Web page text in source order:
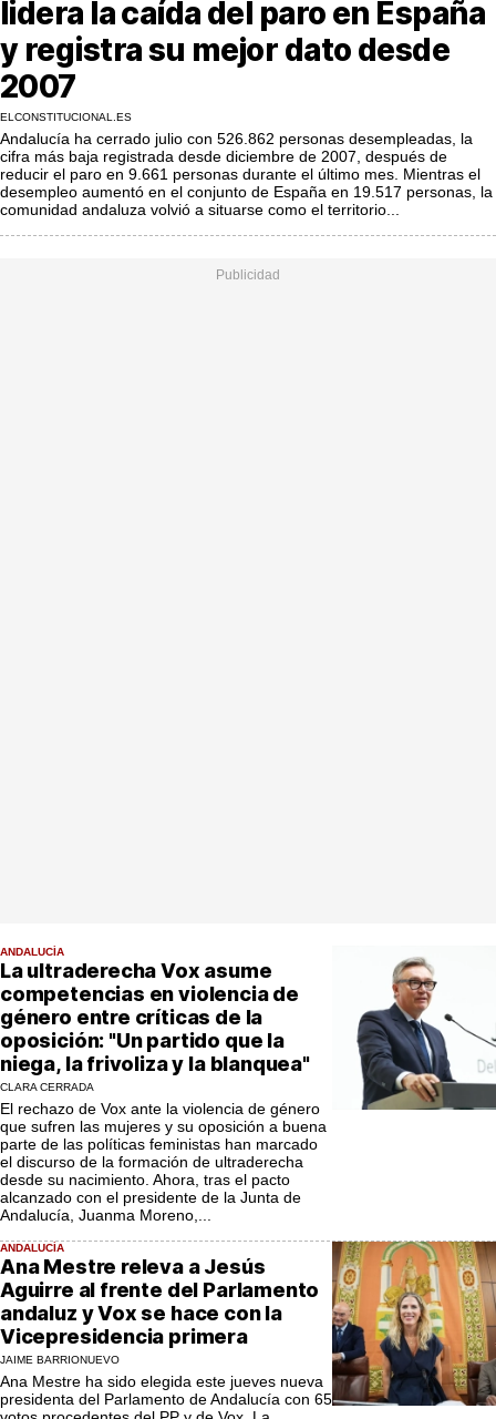
MásQueSucesos
MásQueMercados
INVESTIGACIÓN
INTERNACIONAL
OPINIÓN
lidera la caída del paro en España
y registra su mejor dato desde
2007
ELCONSTITUCIONAL.ES
Andalucía ha cerrado julio con 526.862 personas desempleadas, la
cifra más baja registrada desde diciembre de 2007, después de
reducir el paro en 9.661 personas durante el último mes. Mientras el
desempleo aumentó en el conjunto de España en 19.517 personas, la
comunidad andaluza volvió a situarse como el territorio...
ANDALUCÍA
La ultraderecha Vox asume
competencias en violencia de
género entre críticas de la
oposición: "Un partido que la
niega, la frivoliza y la blanquea"
CLARA CERRADA
El rechazo de Vox ante la violencia de género
que sufren las mujeres y su oposición a buena
parte de las políticas feministas han marcado
el discurso de la formación de ultraderecha
desde su nacimiento. Ahora, tras el pacto
alcanzado con el presidente de la Junta de
Andalucía, Juanma Moreno,...
ANDALUCÍA
Ana Mestre releva a Jesús
Aguirre al frente del Parlamento
andaluz y Vox se hace con la
Vicepresidencia primera
JAIME BARRIONUEVO
Ana Mestre ha sido elegida este jueves nueva
presidenta del Parlamento de Andalucía con 65